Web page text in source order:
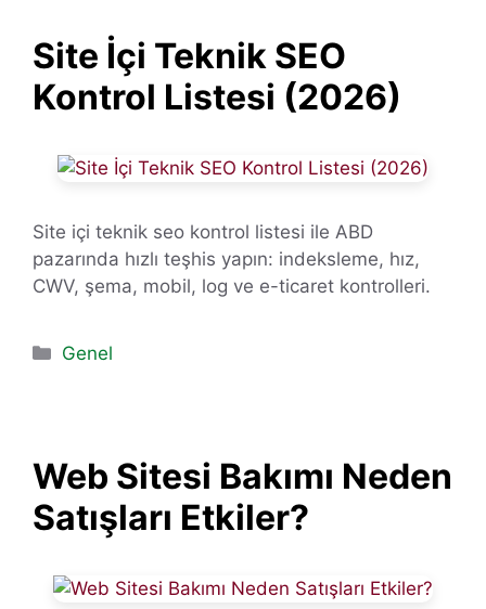
Site İçi Teknik SEO
Kontrol Listesi (2026)
Site içi teknik seo kontrol listesi ile ABD
pazarında hızlı teşhis yapın: indeksleme, hız,
CWV, şema, mobil, log ve e-ticaret kontrolleri.
Kategoriler
Genel
Web Sitesi Bakımı Neden
Satışları Etkiler?